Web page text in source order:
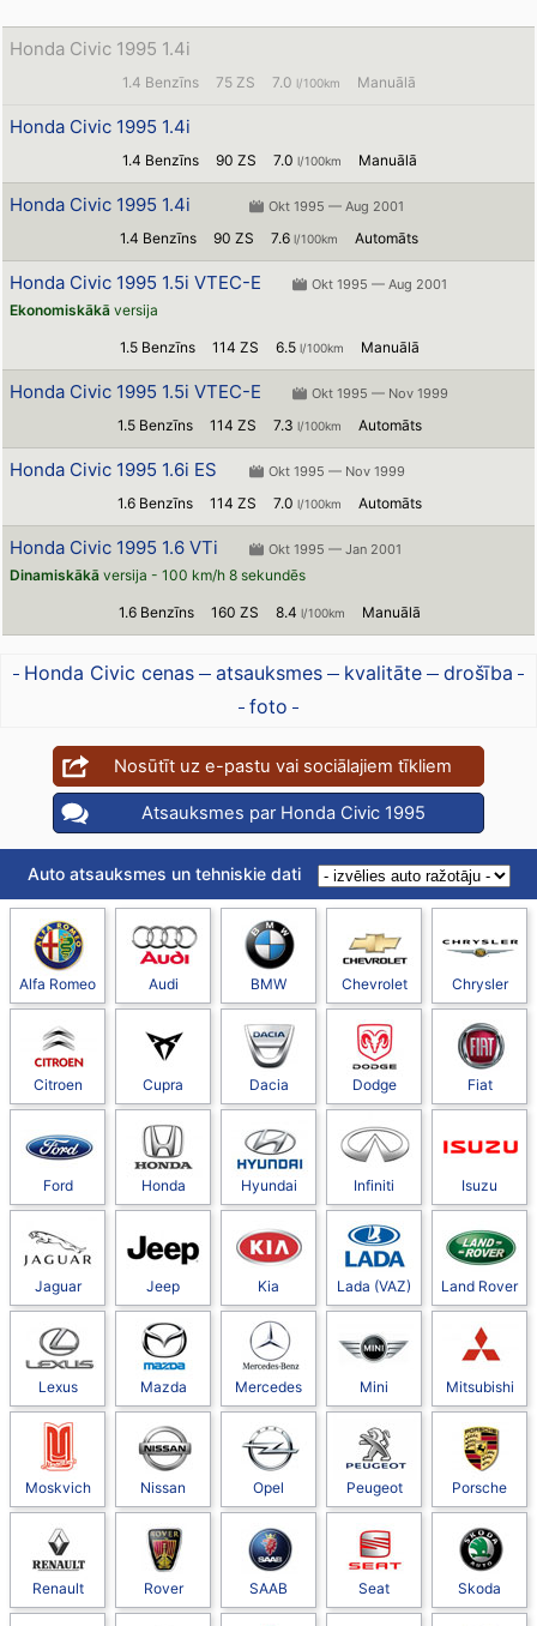
Honda Civic 1995 1.4i
1.4 Benzīns 75 ZS 7.0 l/100km Manuālā
Honda Civic 1995 1.4i
1.4 Benzīns 90 ZS 7.0 l/100km Manuālā
Honda Civic 1995 1.4i Okt 1995 — Aug 2001
1.4 Benzīns 90 ZS 7.6l/100km Automāts
Honda Civic 1995 1.5i VTEC-E Okt 1995 — Aug 2001
Ekonomiskākāversija
1.5 Benzīns 114 ZS 6.5 l/100km Manuālā
Honda Civic 1995 1.5i VTEC-E Okt 1995 — Nov 1999
1.5 Benzīns 114 ZS 7.3 l/100km Automāts
Honda Civic 1995 1.6i ES Okt 1995 — Nov 1999
1.6 Benzīns 114 ZS 7.0 l/100km Automāts
Honda Civic 1995 1.6 VTi Okt 1995 — Jan 2001
Dinamiskākā versija - 100 km/h 8 sekundēs
1.6 Benzīns 160 ZS 8.4 l/100km Manuālā
Honda Civic cenas atsauksmes kvalitāte
drošība
foto
Nosūtīt uz e-pastu vai sociālajiem tīkliem
Atsauksmes par Honda Civic 1995
Auto atsauksmes un tehniskie dati
Alfa Romeo Audi BMW Chevrolet Chrysler
Citroen Cupra Dacia Dodge Fiat
Ford Honda Hyundai Infiniti Isuzu
Jaguar Jeep Kia Lada (VAZ) Land Rover
Lexus Mazda Mercedes Mini Mitsubishi
Moskvich Nissan Opel Peugeot Porsche
Renault Rover SAAB Seat Skoda